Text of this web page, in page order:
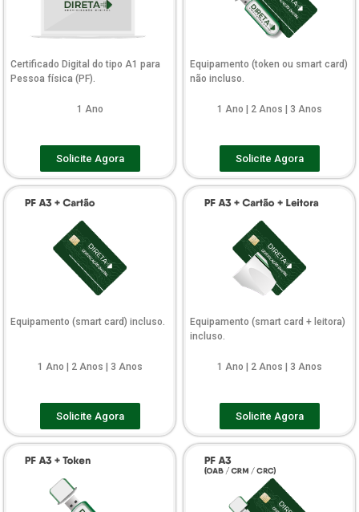
Certificado Digital do tipo A1 para
Pessoa física (PF).
1 Ano
Solicite Agora
Equipamento (token ou smart card)
não incluso.
1 Ano | 2 Anos | 3 Anos
Solicite Agora
Equipamento (smart card) incluso.
1 Ano | 2 Anos | 3 Anos
Solicite Agora
Equipamento (smart card + leitora)
incluso.
1 Ano | 2 Anos | 3 Anos
Solicite Agora